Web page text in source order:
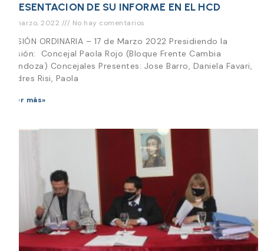
PRESENTACION DE SU INFORME EN EL HCD
17 marzo, 2022 No hay comentarios
SESIÓN ORDINARIA – 17 de Marzo 2022 Presidiendo la
Sesión: Concejal Paola Rojo (Bloque Frente Cambia
Mendoza) Concejales Presentes: Jose Barro, Daniela Favari,
Andres Risi, Paola
Leer más»